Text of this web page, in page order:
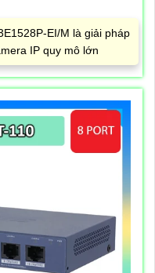
EI/M là giải pháp
IP quy mô lớn